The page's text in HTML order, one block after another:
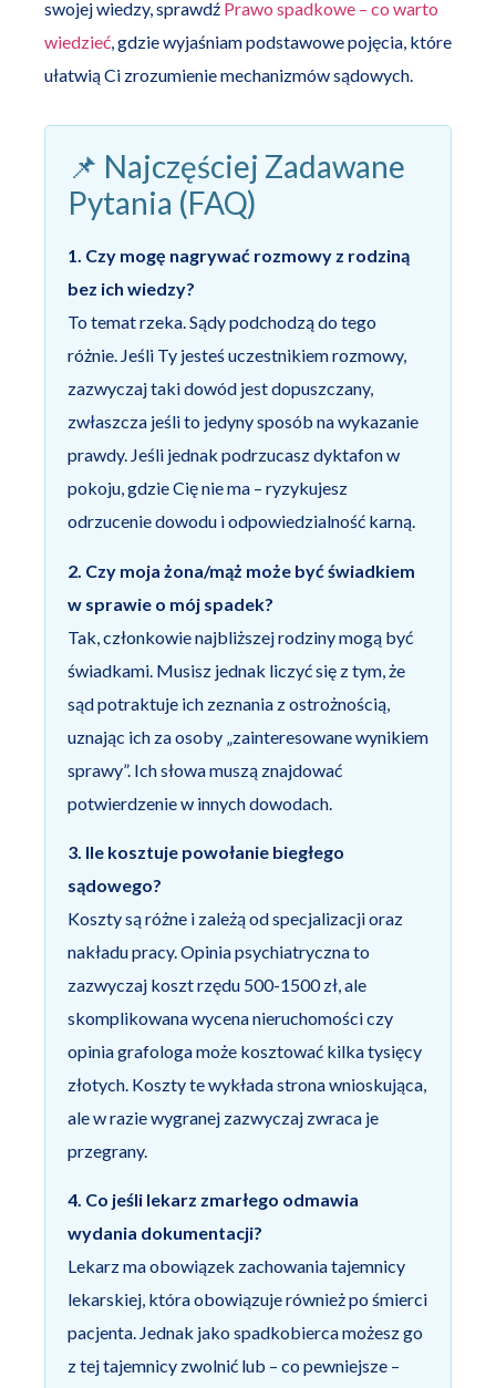
swojej wiedzy, sprawdź Prawo spadkowe – co warto
wiedzieć, gdzie wyjaśniam podstawowe pojęcia, które
ułatwią Ci zrozumienie mechanizmów sądowych.
📌 Najczęściej Zadawane
Pytania (FAQ)
1. Czy mogę nagrywać rozmowy z rodziną
bez ich wiedzy?
To temat rzeka. Sądy podchodzą do tego
różnie. Jeśli Ty jesteś uczestnikiem rozmowy,
zazwyczaj taki dowód jest dopuszczany,
zwłaszcza jeśli to jedyny sposób na wykazanie
prawdy. Jeśli jednak podrzucasz dyktafon w
pokoju, gdzie Cię nie ma – ryzykujesz
odrzucenie dowodu i odpowiedzialność karną.
2. Czy moja żona/mąż może być świadkiem
w sprawie o mój spadek?
Tak, członkowie najbliższej rodziny mogą być
świadkami. Musisz jednak liczyć się z tym, że
sąd potraktuje ich zeznania z ostrożnością,
uznając ich za osoby „zainteresowane wynikiem
sprawy”. Ich słowa muszą znajdować
potwierdzenie w innych dowodach.
3. Ile kosztuje powołanie biegłego
sądowego?
Koszty są różne i zależą od specjalizacji oraz
nakładu pracy. Opinia psychiatryczna to
zazwyczaj koszt rzędu 500-1500 zł, ale
skomplikowana wycena nieruchomości czy
opinia grafologa może kosztować kilka tysięcy
złotych. Koszty te wykłada strona wnioskująca,
ale w razie wygranej zazwyczaj zwraca je
przegrany.
4. Co jeśli lekarz zmarłego odmawia
wydania dokumentacji?
Lekarz ma obowiązek zachowania tajemnicy
lekarskiej, która obowiązuje również po śmierci
pacjenta. Jednak jako spadkobierca możesz go
z tej tajemnicy zwolnić lub – co pewniejsze –